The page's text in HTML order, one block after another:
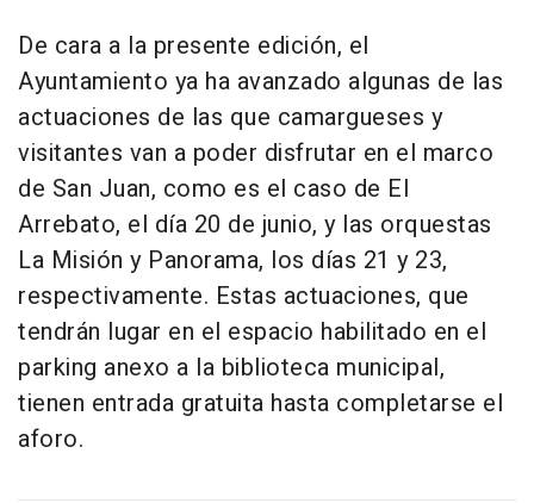
De cara a la presente edición, el
Ayuntamiento ya ha avanzado algunas de las
actuaciones de las que camargueses y
visitantes van a poder disfrutar en el marco
de San Juan, como es el caso de El
Arrebato, el día 20 de junio, y las orquestas
La Misión y Panorama, los días 21 y 23,
respectivamente. Estas actuaciones, que
tendrán lugar en el espacio habilitado en el
parking anexo a la biblioteca municipal,
tienen entrada gratuita hasta completarse el
aforo.